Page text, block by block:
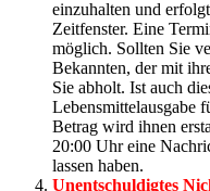
einzuhalten und
Zeitfenster. Eine
möglich. Sollten Sie
Bekannten, der mit
Sie abholt. Ist auch
Lebensmittelausgabe
Betrag wird ihnen
20:00 Uhr eine
lassen haben.
Unentschuldigtes